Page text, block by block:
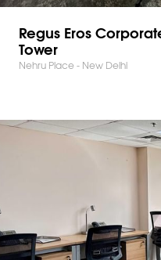
Regus Eros
Tower
Nehru Place - New Delhi